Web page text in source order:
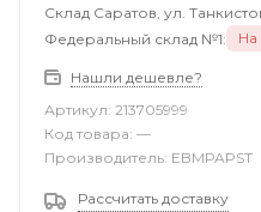
Склад Саратов, ул.
Федеральный склад №1:
На
Нашли дешевле?
Артикул: 213705999
Код товара: —
Производитель: EBMPAPST
Рассчитать доставку